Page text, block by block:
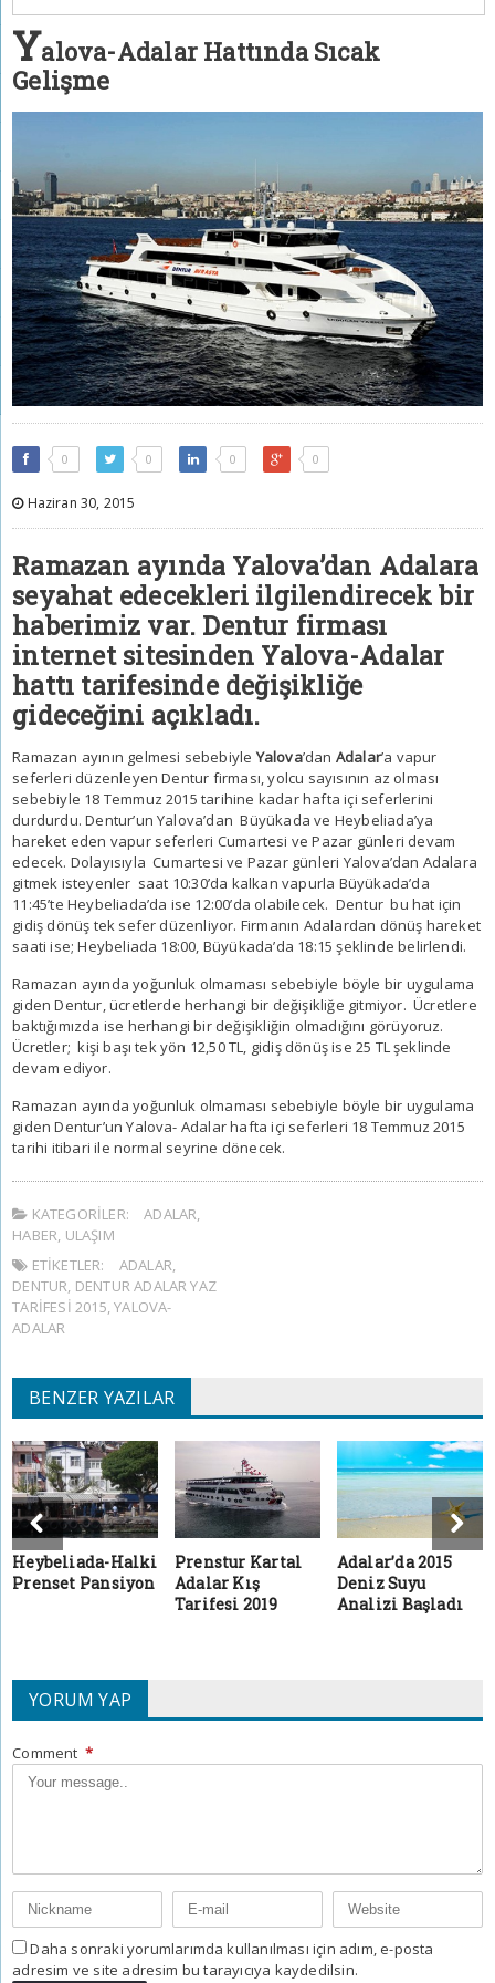
Yalova-Adalar Hattında Sıcak
Gelişme
0 0 0 0
Haziran 30, 2015
Ramazan ayında Yalova’dan Adalara
seyahat edecekleri ilgilendirecek bir
haberimiz var. Dentur firması
internet sitesinden Yalova-Adalar
hattı tarifesinde değişikliğe
gideceğini açıkladı.
Ramazan ayının gelmesi sebebiyleYalova’dan Adalar’a vapur
seferleri düzenleyen Dentur firması, yolcu sayısının az olması
sebebiyle 18 Temmuz 2015 tarihine kadar hafta içi seferlerini
durdurdu. Dentur’un Yalova’dan Büyükada ve Heybeliada’ya
hareket eden vapur seferleri Cumartesi ve Pazar günleri devam
edecek. Dolayısıyla Cumartesi ve Pazar günleri Yalova’dan Adalara
gitmek isteyenler saat 10:30’da kalkan vapurla Büyükada’da
11:45’te Heybeliada’da ise 12:00’da olabilecek. Dentur bu hat için
gidiş dönüş tek sefer düzenliyor. Firmanın Adalardan dönüş hareket
saati ise; Heybeliada 18:00, Büyükada’da 18:15 şeklinde belirlendi.
Ramazan ayında yoğunluk olmaması sebebiyle böyle bir uygulama
giden Dentur, ücretlerde herhangi bir değişikliğe gitmiyor. Ücretlere
baktığımızda ise herhangi bir değişikliğin olmadığını görüyoruz.
Ücretler; kişi başı tek yön 12,50 TL, gidiş dönüş ise 25 TL şeklinde
devam ediyor.
Ramazan ayında yoğunluk olmaması sebebiyle böyle bir uygulama
giden Dentur’un Yalova- Adalar hafta içi seferleri 18 Temmuz 2015
tarihi itibari ile normal seyrine dönecek.
KATEGORILER: ADALAR,
HABER, ULAŞIM
ETIKETLER:
ADALAR,
DENTUR, DENTUR ADALAR YAZ
TARIFESI 2015,YALOVA-
ADALAR
BENZER YAZILAR
Heybeliada-Halki
Prenset Pansiyon
Prenstur Kartal
Adalar Kış
Tarifesi 2019
Adalar’da 2015
Deniz Suyu
Analizi Başladı
YORUM YAP
Comment *
Daha sonraki yorumlarımda kullanılması için adım, e-posta
adresim ve site adresim bu tarayıcıya kaydedilsin.